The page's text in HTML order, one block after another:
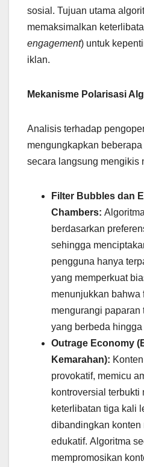
sosial. Tujuan utama
memaksimalkan
engagement) untuk
iklan.
Mekanisme Polarisasi
Analisis terhadap
mengungkapkan
secara langsung mengikis
Filter Bubbles dan
Chambers:
berdasarkan
sehingga
pengguna hanya
yang memperkuat
menunjukkan bahwa
mengurangi paparan
yang berbeda hingga
Outrage Economy
Kemarahan):
provokatif, memicu
kontroversial terbukti
keterlibatan tiga kali
dibandingkan konten
edukatif. Algoritma
mempromosikan